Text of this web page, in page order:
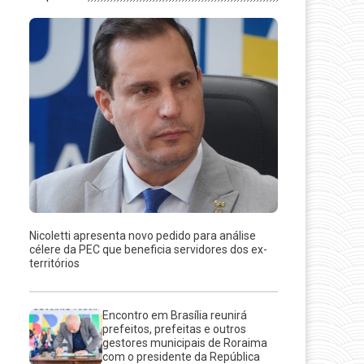
Nicoletti apresenta novo pedido para análise
célere da PEC que beneficia servidores dos ex-
territórios
Encontro em Brasília reunirá
prefeitos, prefeitas e outros
gestores municipais de Roraima
com o presidente da República